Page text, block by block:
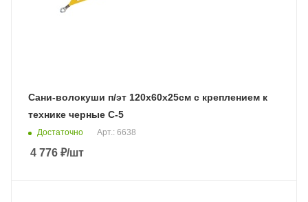
Сани-волокуши п/эт 120х60х25см с креплением к
технике черные С-5
Достаточно Арт.: 6638
4 776 ₽/шт